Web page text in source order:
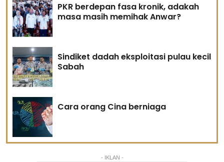
PKR berdepan fasa kronik, adakah
masa masih memihak Anwar?
Sindiket dadah eksploitasi pulau kecil
Sabah
Cara orang Cina berniaga
- IKLAN -